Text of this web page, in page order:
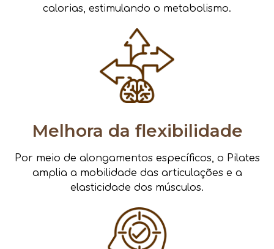
calorias, estimulando o metabolismo.
Melhora da flexibilidade
Por meio de alongamentos específicos, o Pilates
amplia a mobilidade das articulações e a
elasticidade dos músculos.